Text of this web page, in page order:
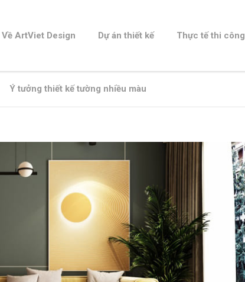
Về ArtViet Design Dự án thiết kế Thực tế thi công
Ý tưởng thiết kế tường nhiều màu